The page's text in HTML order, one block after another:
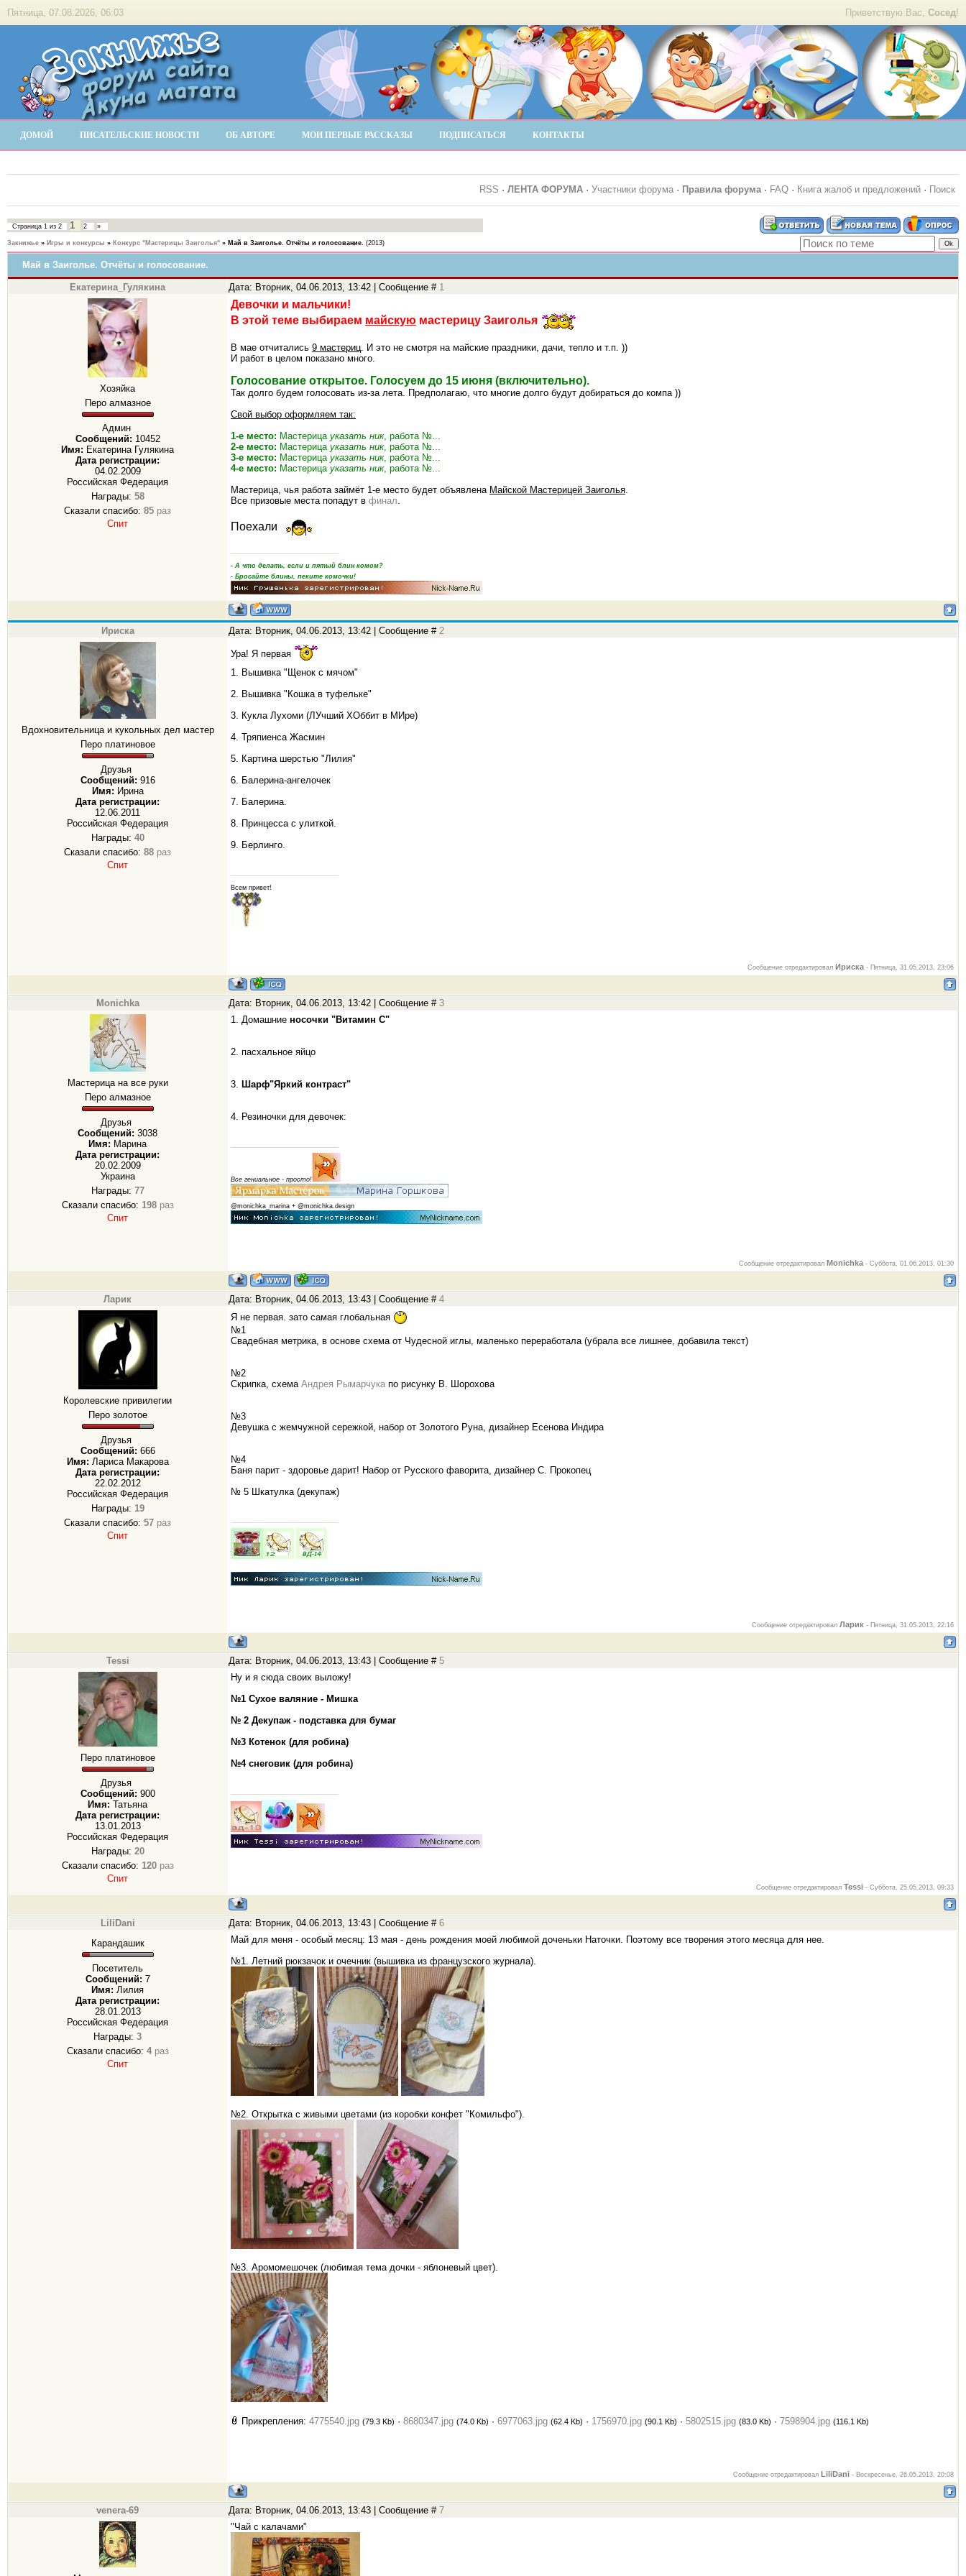
Приветствую Вас, Сосед!
Пятница, 07.08.2026, 06:03
ДОМОЙ ПИСАТЕЛЬСКИЕ НОВОСТИ ОБ АВТОРЕ МОИ ПЕРВЫЕ РАССКАЗЫ ПОДПИСАТЬСЯ КОНТАКТЫ
RSS · ЛЕНТА ФОРУМА · Участники форума · Правила форума· FAQ · Книга жалоб и предложений · Поиск
Страница 1 из 2 1 2 »
Закнижье » Игры и конкурсы » Конкурс "Мастерицы Заиголья" » Май в Заиголье. Отчёты и голосование. (2013)
Май в Заиголье. Отчёты и голосование.
Екатерина_Гулякина Дата: Вторник, 04.06.2013, 13:42 | Сообщение # 1
Хозяйка
Перо алмазное
Админ
Сообщений: 10452
Имя: Екатерина Гулякина
Дата регистрации:
04.02.2009
Российская Федерация
Награды: 58
Сказали спасибо: 85 раз
Спит
Девочки и мальчики!
В этой теме выбираем майскую мастерицу Заиголья
В мае отчитались 9 мастериц. И это не смотря на майские праздники, дачи, тепло и т.п. ))
И работ в целом показано много.
Голосование открытое. Голосуем до 15 июня (включительно).
Так долго будем голосовать из-за лета. Предполагаю, что многие долго будут добираться до компа ))
Свой выбор оформляем так:
1-е место: Мастерица указать ник, работа №...
2-е место: Мастерица указать ник, работа №...
3-е место: Мастерица указать ник, работа №...
4-е место: Мастерица указать ник, работа №...
Мастерица, чья работа займёт 1-е место будет объявлена Майской Мастерицей Заиголья.
Все призовые места попадут в финал.
Поехали
- А что делать, если и пятый блин комом?
- Бросайте блины, пеките комочки!
Ириска Дата: Вторник, 04.06.2013, 13:42 | Сообщение # 2
Вдохновительница и кукольных дел мастер
Перо платиновое
Друзья
Сообщений: 916
Имя: Ирина
Дата регистрации:
12.06.2011
Российская Федерация
Награды: 40
Сказали спасибо: 88 раз
Спит
Ура! Я первая
1. Вышивка "Щенок с мячом"
2. Вышивка "Кошка в туфельке"
3. Кукла Лухоми (ЛУчший ХОббит в МИре)
4. Тряпиенса Жасмин
5. Картина шерстью "Лилия"
6. Балерина-ангелочек
7. Балерина.
8. Принцесса с улиткой.
9. Берлинго.
Всем привет!
Сообщение отредактировал Ириска - Пятница, 31.05.2013, 23:06
Monichka Дата: Вторник, 04.06.2013, 13:42 | Сообщение # 3
Мастерица на все руки
Перо алмазное
Друзья
Сообщений: 3038
Имя: Марина
Дата регистрации:
20.02.2009
Украина
Награды: 77
Сказали спасибо: 198раз
Спит
1. Домашние носочки "Витамин С"
2. пасхальное яйцо
3. Шарф"Яркий контраст"
4. Резиночки для девочек:
Все гениальное - просто!
@monichka_marina + @monichka.design
Сообщение отредактировал Monichka - Суббота, 01.06.2013, 01:30
Ларик Дата: Вторник, 04.06.2013, 13:43 | Сообщение # 4
Королевские привилегии
Перо золотое
Друзья
Сообщений: 666
Имя: Лариса Макарова
Дата регистрации:
22.02.2012
Российская Федерация
Награды: 19
Сказали спасибо: 57 раз
Спит
Я не первая. зато самая глобальная
№1
Свадебная метрика, в основе схема от Чудесной иглы, маленько переработала (убрала все лишнее, добавила текст)
№2
Скрипка, схема Андрея Рымарчука по рисунку В. Шорохова
№3
Девушка с жемчужной сережкой, набор от Золотого Руна, дизайнер Есенова Индира
№4
Баня парит - здоровье дарит! Набор от Русского фаворита, дизайнер С. Прокопец
№ 5 Шкатулка (декупаж)
Сообщение отредактировал Ларик - Пятница, 31.05.2013, 22:16
Tessi Дата: Вторник, 04.06.2013, 13:43 | Сообщение # 5
Перо платиновое
Друзья
Сообщений: 900
Имя: Татьяна
Дата регистрации:
13.01.2013
Российская Федерация
Награды: 20
Сказали спасибо: 120раз
Спит
Ну и я сюда своих выложу!
№1 Сухое валяние - Мишка
№ 2 Декупаж - подставка для бумаг
№3 Котенок (для робина)
№4 снеговик (для робина)
Сообщение отредактировал Tessi - Суббота, 25.05.2013, 09:33
LiliDani Дата: Вторник, 04.06.2013, 13:43 | Сообщение # 6
Карандашик
Посетитель
Сообщений: 7
Имя: Лилия
Дата регистрации:
28.01.2013
Российская Федерация
Награды: 3
Сказали спасибо: 4раз
Спит
Май для меня - особый месяц: 13 мая - день рождения моей любимой доченьки Наточки. Поэтому все творения этого месяца для нее.
№1. Летний рюкзачок и очечник (вышивка из французского журнала).
№2. Открытка с живыми цветами (из коробки конфет "Комильфо").
№3. Аромомешочек (любимая тема дочки - яблоневый цвет).
Прикрепления: 4775540.jpg (79.3 Kb) · 8680347.jpg (74.0 Kb) · 6977063.jpg (62.4 Kb) · 1756970.jpg (90.1 Kb) · 5802515.jpg (83.0 Kb) · 7598904.jpg (116.1 Kb)
Сообщение отредактировал LiliDani - Воскресенье, 26.05.2013, 20:08
venera-69 Дата: Вторник, 04.06.2013, 13:43 | Сообщение # 7
"Чай с калачами"